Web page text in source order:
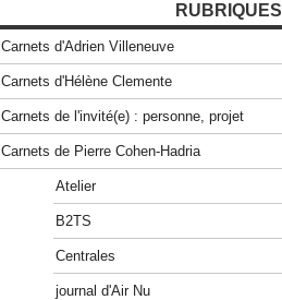
RUBRIQUES
Carnets d'Adrien Villeneuve
Carnets d'Hélène Clemente
Carnets de l'invité(e) : personne, projet
Carnets de Pierre Cohen-Hadria
Atelier
B2TS
Centrales
journal d'Air Nu